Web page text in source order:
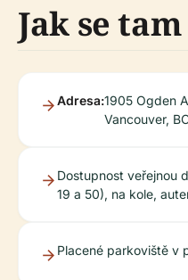
Jak se
Adresa:1905 Ogden
Vancouver,
Dostupnost veřejnou
19 a 50), na kole,
Placené parkoviště v